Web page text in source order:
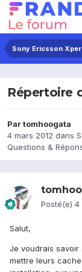
Répertoire
Partomhoogata
4 mars 2012 dans
Questions &
Posté(e) 4
Salut,
Je voudrais
mettre leurs